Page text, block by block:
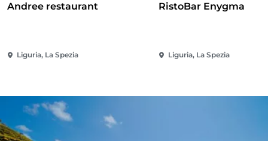
Andree restaurant
Liguria, La Spezia
RistoBar Enygma
Liguria, La Spezia